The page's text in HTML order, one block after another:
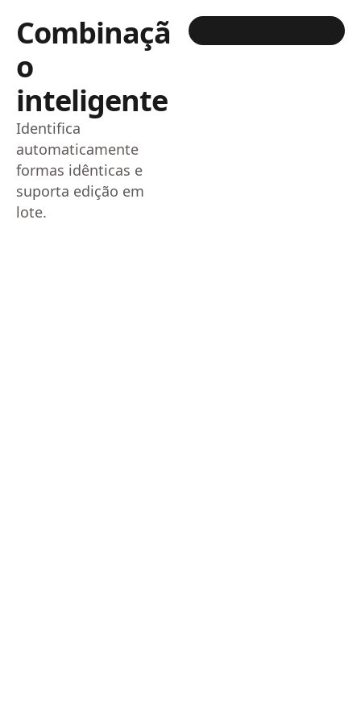
Combinaçã
o
inteligente
Identifica
automaticamente
formas idênticas e
suporta edição em
lote.